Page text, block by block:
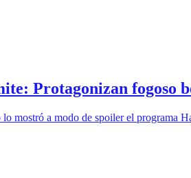
Protagonizan fogoso
mostró a modo de spoiler el programa